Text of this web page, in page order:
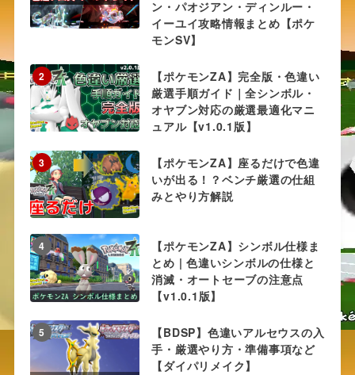
ン・パオジアン・ディンルー・
イーユイ攻略情報まとめ【ポケ
モンSV】
2
【ポケモンZA】完全版・色違い
厳選手順ガイド｜全シンボル・
オヤブン対応の厳選最適化マニ
ュアル【v1.0.1版】
3
【ポケモンZA】座るだけで色違
いが出る！？ベンチ厳選の仕組
みとやり方解説
4
【ポケモンZA】シンボル仕様ま
とめ | 色違いシンボルの仕様と
消滅・オートセーブの注意点
【v1.0.1版】
5
【BDSP】色違いアルセウスの入
手・厳選やり方・準備事項など
【ダイパリメイク】